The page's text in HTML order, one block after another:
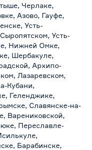
Черлаке,
Азово, Гауфе,
Усть-
Усть-
Нижней Омке,
Шербакуле,
Архипо-
Лазаревском,
Кубани,
Геленджике,
Славянске-на-
Варениковской,
Переславле-
Барабинске,